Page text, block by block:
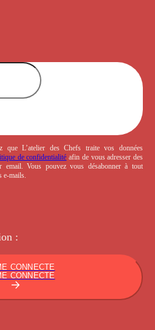
que L’atelier des Chefs traite vos données
de confidentialité afin de vous adresser des
email. Vous pouvez vous désabonner à tout
e-mails.
:
CONNECTE
CONNECTE